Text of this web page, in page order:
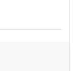
для людей,